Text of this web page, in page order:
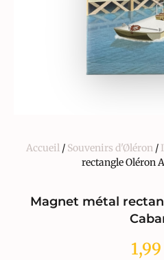
Accueil/ Souvenirs d'Øléron/
rectangle Oléron
Magnet métal
1,99